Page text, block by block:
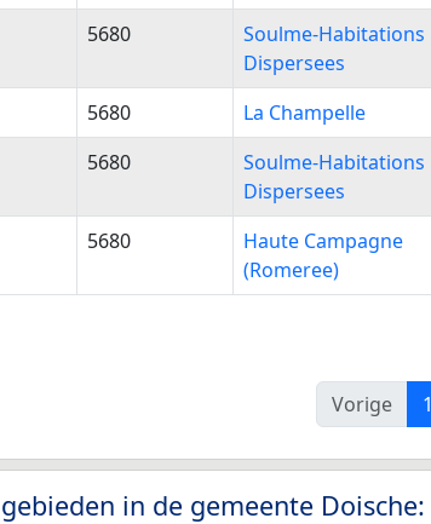
5680
Soulme-Habitations
Dispersees
5680 La Champelle
5680
Soulme-Habitations
Dispersees
5680
Haute Campagne
(Romeree)
Vorige
1
in de gemeente Doische: